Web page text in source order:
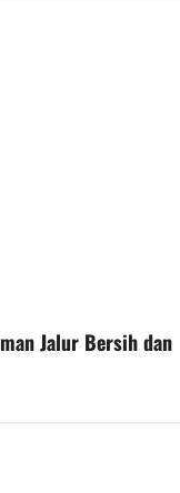
Jalur Bersih dan